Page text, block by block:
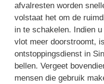
afvalresten worden
volstaat het om de
in te schakelen. Indien
vlot meer doorstroomt,
ontstoppingsdienst in
bellen. Vergeet
mensen die gebruik